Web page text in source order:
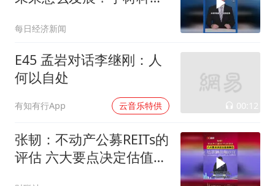
应市场关切
每日经济新闻
E45 孟岩对话李继刚：人
何以自处
有知有行App 云音乐特供 00:12
张韧：不动产公募REITs的
评估 六大要点决定估值准